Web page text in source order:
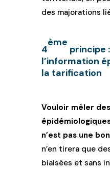
des majorations
4
ème
principe
l’information
la tarification
Vouloir mêler
n’est pas une
n’en tirera que
biaisées et sans